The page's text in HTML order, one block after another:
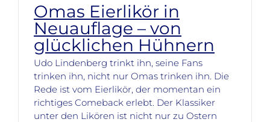
Omas Eierlikör in
Neuauflage – von
glücklichen Hühnern
Udo Lindenberg trinkt ihn, seine Fans
trinken ihn, nicht nur Omas trinken ihn. Die
Rede ist vom Eierlikör, der momentan ein
richtiges Comeback erlebt. Der Klassiker
unter den Likören ist nicht nur zu Ostern